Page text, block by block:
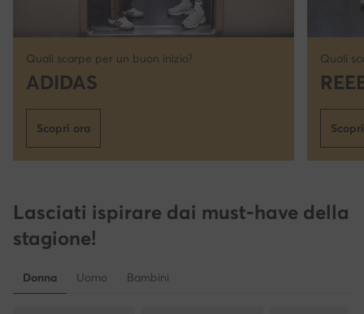
Quali scarpe per un buon inizio?
ADIDAS
Scopri ora
Quali
Lasciati ispirare dai must-have della
stagione!
Donna Uomo Bambini